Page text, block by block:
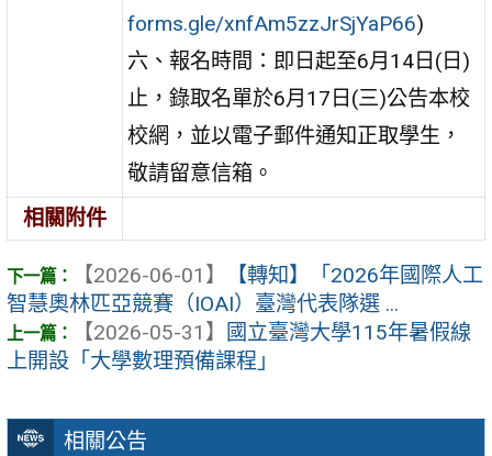
相關公告
forms.gle/xnfAm5zzJrSjYaP66)
六、報名時間：即日起至6月14日(日)
止，錄取名單於6月17日(三)公告本校
校網，並以電子郵件通知正取學生，
敬請留意信箱。
相關附件
【2026-06-01】
【轉知】「2026年國際人工
智慧奧林匹亞競賽（IOAI）臺灣代表隊選 ...
【2026-05-31】
國立臺灣大學115年暑假線
上開設「大學數理預備課程」